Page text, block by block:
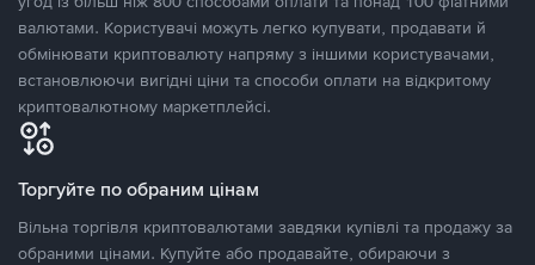
валютами. Користувачі можуть легко купувати, продавати й
обмінювати криптовалюту напряму з іншими користувачами,
встановлюючи вигідні ціни та способи оплати на відкритому
криптовалютному маркетплейсі.
Торгуйте по обраним цінам
Вільна торгівля криптовалютами завдяки купівлі та продажу за
обраними цінами. Купуйте або продавайте, обираючи з